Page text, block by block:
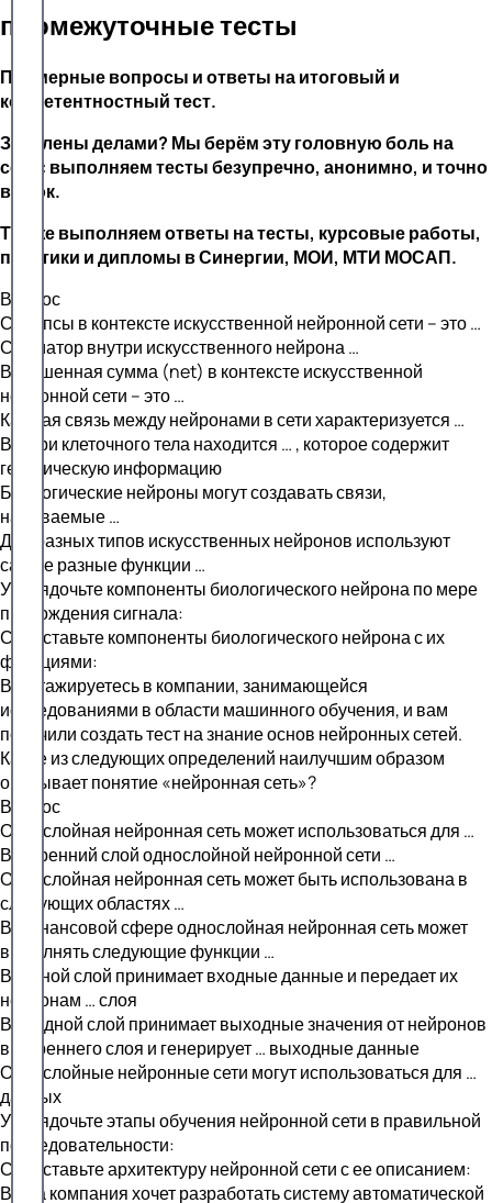
промежуточные тесты
Примерные вопросы и ответы на итоговый и
компетентностный тест.
Завалены делами? Мы берём эту головную боль на
себя: выполняем тесты безупречно, анонимно, и точно
в срок.
Так же выполняем ответы на тесты, курсовые работы,
практики и дипломы в Синергии, МОИ, МТИ МОСАП.
Вопрос
Синапсы в контексте искусственной нейронной сети – это …
Сумматор внутри искусственного нейрона …
Взвешенная сумма (net) в контексте искусственной
нейронной сети – это …
Каждая связь между нейронами в сети характеризуется …
Внутри клеточного тела находится … , которое содержит
генетическую информацию
Биологические нейроны могут создавать связи,
называемые …
Для разных типов искусственных нейронов используют
самые разные функции …
Упорядочьте компоненты биологического нейрона по мере
прохождения сигнала:
Сопоставьте компоненты биологического нейрона с их
функциями:
Вы стажируетесь в компании, занимающейся
исследованиями в области машинного обучения, и вам
поручили создать тест на знание основ нейронных сетей.
Какое из следующих определений наилучшим образом
описывает понятие «нейронная сеть»?
Вопрос
Однослойная нейронная сеть может использоваться для …
Внутренний слой однослойной нейронной сети …
Однослойная нейронная сеть может быть использована в
следующих областях …
В финансовой сфере однослойная нейронная сеть может
выполнять следующие функции …
Входной слой принимает входные данные и передает их
нейронам … слоя
Выходной слой принимает выходные значения от нейронов
внутреннего слоя и генерирует … выходные данные
Однослойные нейронные сети могут использоваться для …
данных
Упорядочьте этапы обучения нейронной сети в правильной
последовательности:
Сопоставьте архитектуру нейронной сети с ее описанием:
Ваша компания хочет разработать систему автоматической